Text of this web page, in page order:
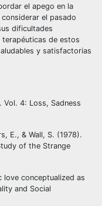
el apego en la
el pasado
dificultades
terapéuticas de estos
y satisfactorias
4: Loss, Sadness
E., & Wall, S. (1978).
of the Strange
love conceptualized as
and Social